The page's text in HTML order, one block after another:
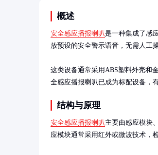
概述
安全感应播报喇叭是一种集成了感
放预设的安全警示语音，无需人工
这类设备通常采用ABS塑料外壳和
全感应播报喇叭已成为标配设备，
结构与原理
安全感应播报喇叭主要由感应模块
应模块通常采用红外或微波技术，